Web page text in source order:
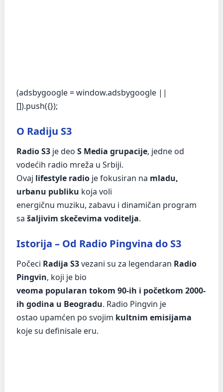
(adsbygoogle = window.adsbygoogle ||
[]).push({});
O Radiju S3
Radio S3 je deo S Media grupacije, jedne od
vodećih radio mreža u Srbiji.
Ovaj lifestyle radio je fokusiran na mladu,
urbanu publiku koja voli
energičnu muziku, zabavu i dinamičan program
sa šaljivim skečevima voditelja.
Istorija – Od Radio Pingvina do S3
Počeci Radija S3vezani su za legendaran Radio
Pingvin, koji je bio
veoma popularan tokom 90-ih i početkom 2000-
ih godina u Beogradu. Radio Pingvin je
ostao upamćen po svojim kultnim emisijama
koje su definisale eru.